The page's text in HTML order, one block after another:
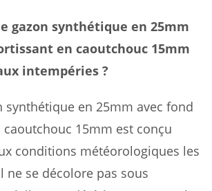
gazon synthétique en 25mm
en caoutchouc 15mm
intempéries ?
synthétique en 25mm avec fond
15mm est conçu
conditions météorologiques les
ne se décolore pas sous